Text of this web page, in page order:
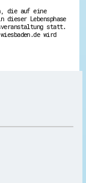
die auf eine
dieser Lebensphase
statt.
wird